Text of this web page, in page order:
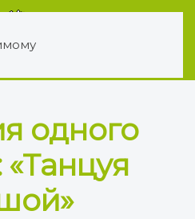
одного